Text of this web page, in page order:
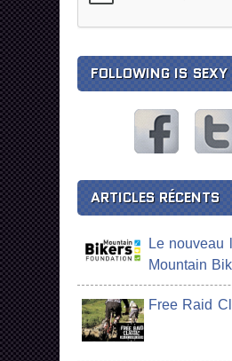
FOLLOWING IS
ARTICLES RÉCENTS
Le nouveau
Mountain
Free Raid